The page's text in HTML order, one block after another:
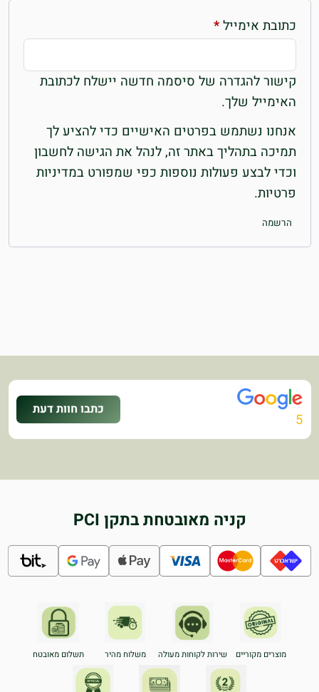
כתובת אימייל*חובה
קישור להגדרה של סיסמה חדשה יישלח לכתובת
האימייל שלך.
אנחנו נשתמש בפרטים האישיים כדי להציע לך
תמיכה בתהליך באתר זה, לנהל את הגישה לחשבון
וכדי לבצע פעולות נוספות כפי שמפורט במדיניות
פרטיות.
הרשמה
5
כתבו חוות דעת
קניה מאובטחת בתקן PCI
מוצרים מקוריים שירות לקוחות מעולה משלוח מהיר תשלום מאובטח